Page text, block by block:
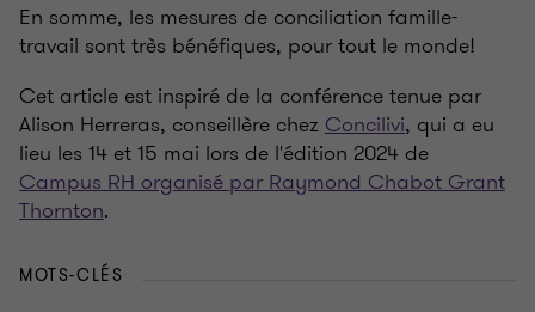
En somme, les mesures de conciliation famille-
travail sont très bénéfiques, pour tout le monde!
Cet article est inspiré de la conférence tenue par
Alison Herreras, conseillère chezConcilivi, qui a eu
lieu les 14 et 15 mai lors de l'édition 2024 de
Campus RH organisé par Raymond Chabot Grant
Thornton.
MOTS-CLÉS